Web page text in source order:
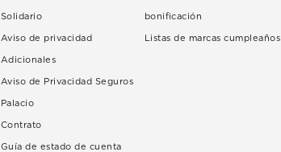
Solidario
Aviso de privacidad
Adicionales
Aviso de Privacidad Seguros
Palacio
Contrato
Guía de estado de cuenta
bonificación
Listas de marcas cumpleaños